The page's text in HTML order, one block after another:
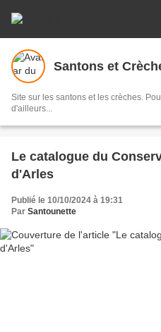
Santons et
Site sur les santons et les crèches. Pour tous les "santounophiles" d'ici et
d'ailleurs...
Le catalogue du
d'Arles
Publié le 10/10/2024 à 19:31
Par Santounette